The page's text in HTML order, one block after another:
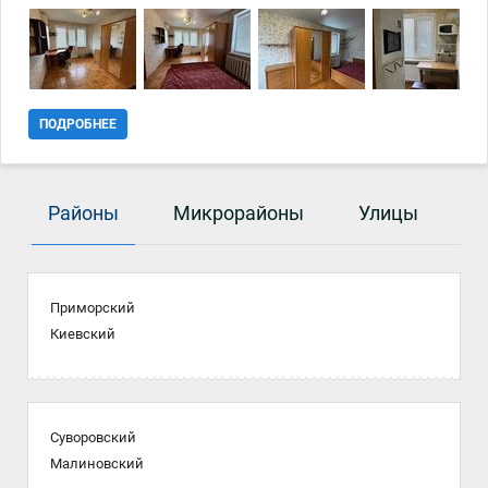
ПОДРОБНЕЕ
Районы Микрорайоны Улицы
Приморский
Киевский
Суворовский
Малиновский